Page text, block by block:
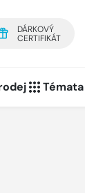
DÁRKOVÝ
CERTIFIKÁT
Témata